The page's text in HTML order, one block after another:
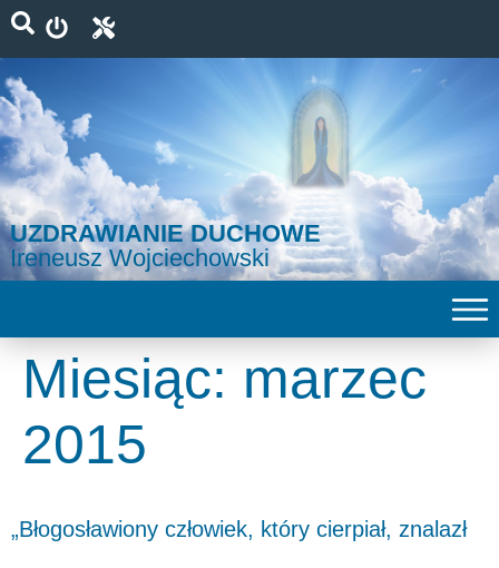
UZDRAWIANIE DUCHOWE
Ireneusz Wojciechowski
Miesiąc: marzec
2015
„Błogosławiony człowiek, który cierpiał, znalazł